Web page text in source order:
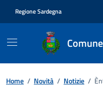
Regione Sardegna
Home / Novità / Notizie /